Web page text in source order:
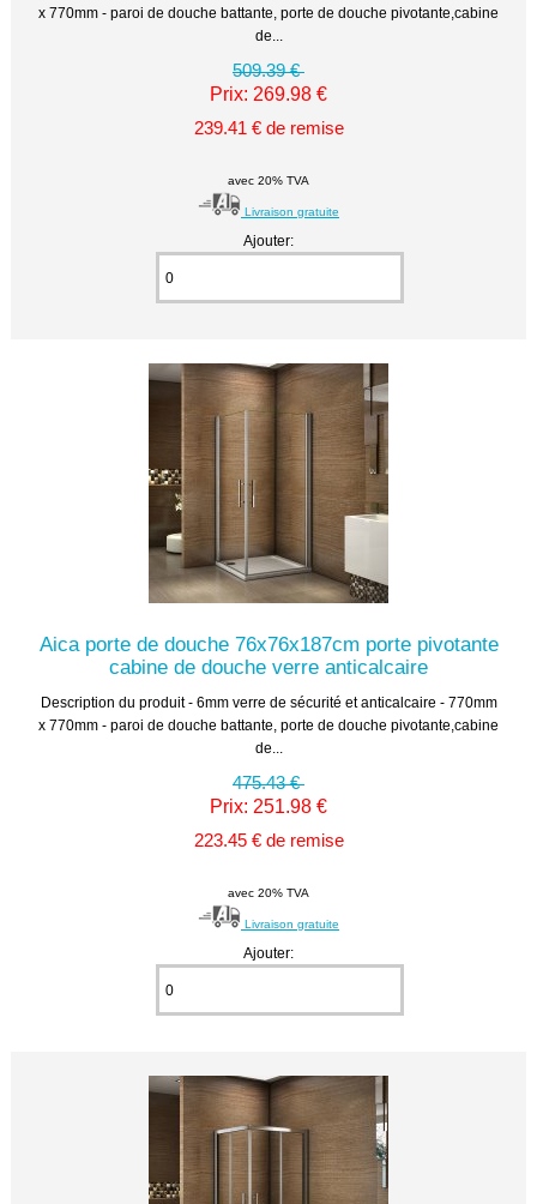
x 770mm - paroi de douche battante, porte de douche pivotante,cabine
de...
509.39 €
Prix: 269.98 €
239.41 € de remise
avec 20% TVA
Livraison gratuite
Ajouter:
Aica porte de douche 76x76x187cm porte pivotante
cabine de douche verre anticalcaire
Description du produit - 6mm verre de sécurité et anticalcaire - 770mm
x 770mm - paroi de douche battante, porte de douche pivotante,cabine
de...
475.43 €
Prix: 251.98 €
223.45 € de remise
avec 20% TVA
Livraison gratuite
Ajouter: